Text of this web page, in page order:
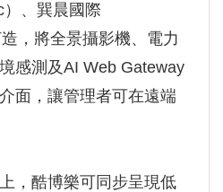
）、巽晨國際
，將全景攝影機、電力
感測及AI Web Gateway
面，讓管理者可在遠端
，酷博樂可同步呈現低